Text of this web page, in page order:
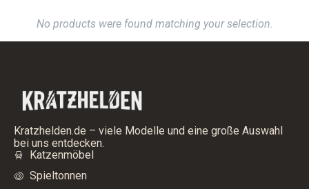
No products were found matching your selection.
Kratzhelden.de – viele Modelle und eine große Auswahl
bei uns entdecken.
Katzenmöbel
Spieltonnen